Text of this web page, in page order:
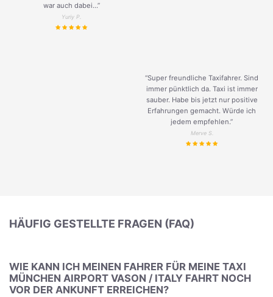
war auch dabei...”
Yuriy P.
“Super freundliche Taxifahrer. Sind
immer pünktlich da. Taxi ist immer
sauber. Habe bis jetzt nur positive
Erfahrungen gemacht. Würde ich
jedem empfehlen.”
Merve S.
HÄUFIG GESTELLTE FRAGEN (FAQ)
WIE KANN ICH MEINEN FAHRER FÜR MEINE TAXI
MÜNCHEN AIRPORT VASON / ITALY FAHRT NOCH
VOR DER ANKUNFT ERREICHEN?